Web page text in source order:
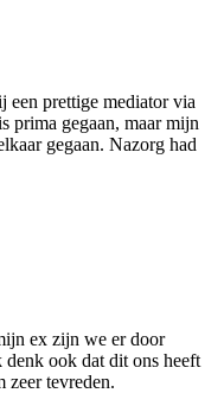
prettige mediator via
prima gegaan, maar mijn
gegaan. Nazorg had
ex zijn we er door
ook dat dit ons heeft
zeer tevreden.